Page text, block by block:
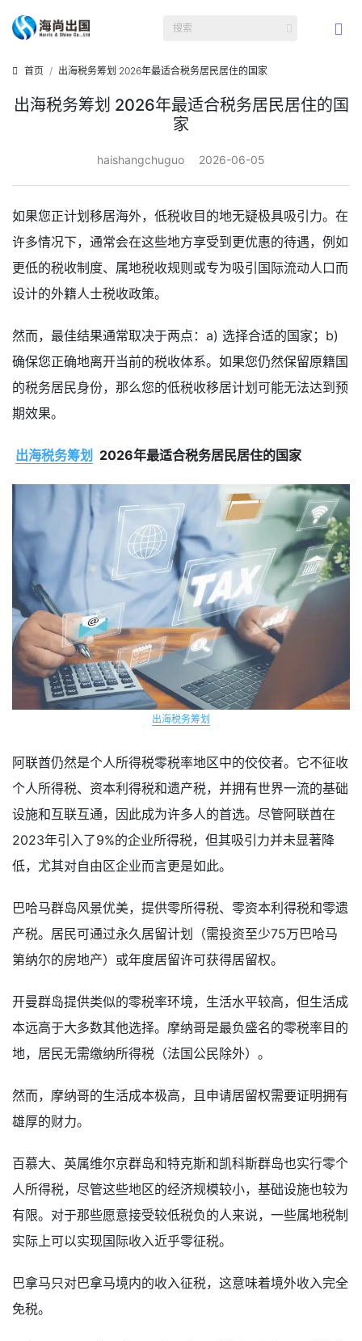
首页 出海税务筹划 2026年最适合税务居民居住的国家
出海税务筹划 2026年最适合税务居民居住的国
家
haishangchuguo 2026-06-05
如果您正计划移居海外，低税收目的地无疑极具吸引力。在
许多情况下，通常会在这些地方享受到更优惠的待遇，例如
更低的税收制度、属地税收规则或专为吸引国际流动人口而
设计的外籍人士税收政策。
然而，最佳结果通常取决于两点：a) 选择合适的国家；b)
确保您正确地离开当前的税收体系。如果您仍然保留原籍国
的税务居民身份，那么您的低税收移居计划可能无法达到预
期效果。
出海税务筹划 2026年最适合税务居民居住的国家
出海税务筹划
阿联酋仍然是个人所得税零税率地区中的佼佼者。它不征收
个人所得税、资本利得税和遗产税，并拥有世界一流的基础
设施和互联互通，因此成为许多人的首选。尽管阿联酋在
2023年引入了9%的企业所得税，但其吸引力并未显著降
低，尤其对自由区企业而言更是如此。
巴哈马群岛风景优美，提供零所得税、零资本利得税和零遗
产税。居民可通过永久居留计划（需投资至少75万巴哈马
第纳尔的房地产）或年度居留许可获得居留权。
开曼群岛提供类似的零税率环境，生活水平较高，但生活成
本远高于大多数其他选择。摩纳哥是最负盛名的零税率目的
地，居民无需缴纳所得税（法国公民除外）。
然而，摩纳哥的生活成本极高，且申请居留权需要证明拥有
雄厚的财力。
百慕大、英属维尔京群岛和特克斯和凯科斯群岛也实行零个
人所得税，尽管这些地区的经济规模较小，基础设施也较为
有限。对于那些愿意接受较低税负的人来说，一些属地税制
实际上可以实现国际收入近乎零征税。
巴拿马只对巴拿马境内的收入征税，这意味着境外收入完全
免税。